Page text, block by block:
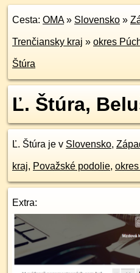
Cesta: OMA» Slovensko »
Trenčiansky kraj » okres
Štúra
Ľ. Štúra,
Ľ. Štúra je v Slovensko,
kraj, Považské podolie,
Extra: